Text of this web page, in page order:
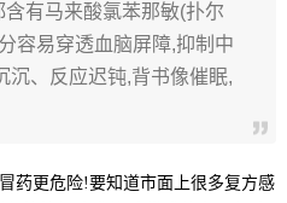
有马来酸氯苯那敏(扑尔
容易穿透血脑屏障,抑制中
沉、反应迟钝,背书像催眠,
药更危险!要知道市面上很多复方感